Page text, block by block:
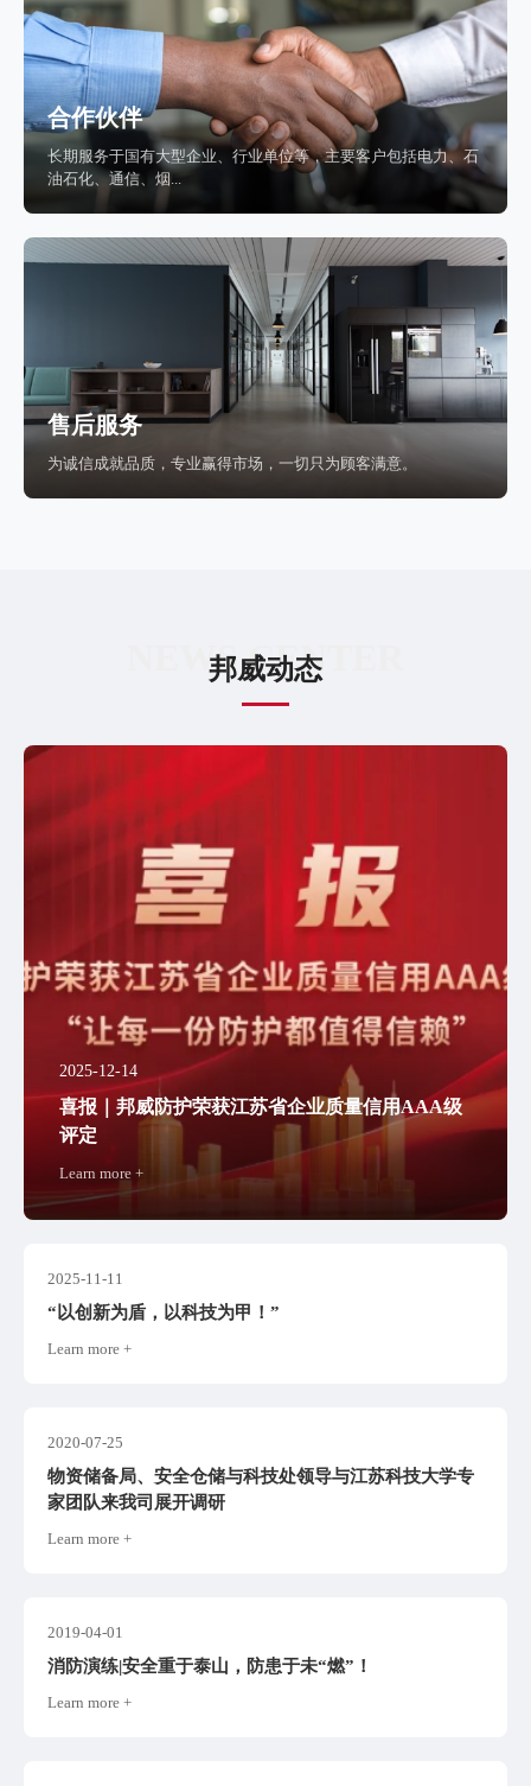
合作伙伴
长期服务于国有大型企业、行业单位等，主要客户包括电力、石
油石化、通信、烟...
售后服务
为诚信成就品质，专业赢得市场，一切只为顾客满意。
NEWS CENTER
邦威动态
2025-12-14
喜报｜邦威防护荣获江苏省企业质量信用AAA级
评定
Learn more +
2025-11-11
“以创新为盾，以科技为甲！”
Learn more +
2020-07-25
物资储备局、安全仓储与科技处领导与江苏科技大学专
家团队来我司展开调研
Learn more +
2019-04-01
消防演练|安全重于泰山，防患于未“燃”！
Learn more +